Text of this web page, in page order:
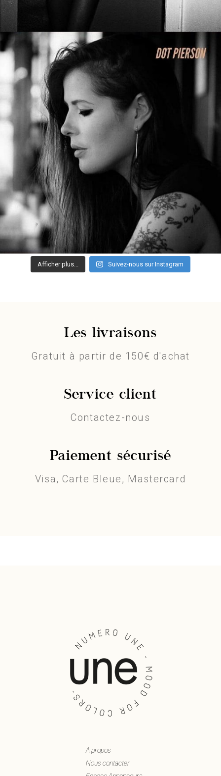
Afficher plus... Suivez-nous sur Instagram
Les livraisons
Gratuit à partir de 150€ d'achat
Service client
Contactez-nous
Paiement sécurisé
Visa, Carte Bleue, Mastercard
A propos
Nous contacter